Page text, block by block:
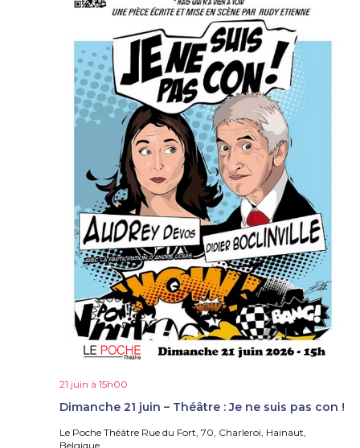
Dimanche 21 juin – Théâtre : Je ne suis pas con !
21 juin à 15h00
Le Poche Théâtre Rue du Fort, 70, Charleroi, Hainaut,
Belgique